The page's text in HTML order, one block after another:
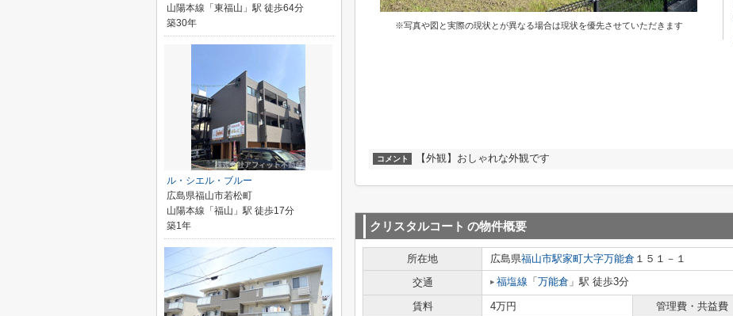
※写真や図と実際の現状とが異なる場合は現状を優先させていただきます
コメント 【外観】おしゃれな外観です
クリスタルコート の物件概要
所在地 広島県福山市駅家町大字万能倉 １５１－１
交通
福塩線 「 万能倉 」駅 徒歩3分
賃料 4万円 管理費・共益費
山陽本線「東福山」駅 徒歩64分
築30年
ル・シエル・ブルー
広島県福山市若松町
山陽本線「福山」駅 徒歩17分
築1年